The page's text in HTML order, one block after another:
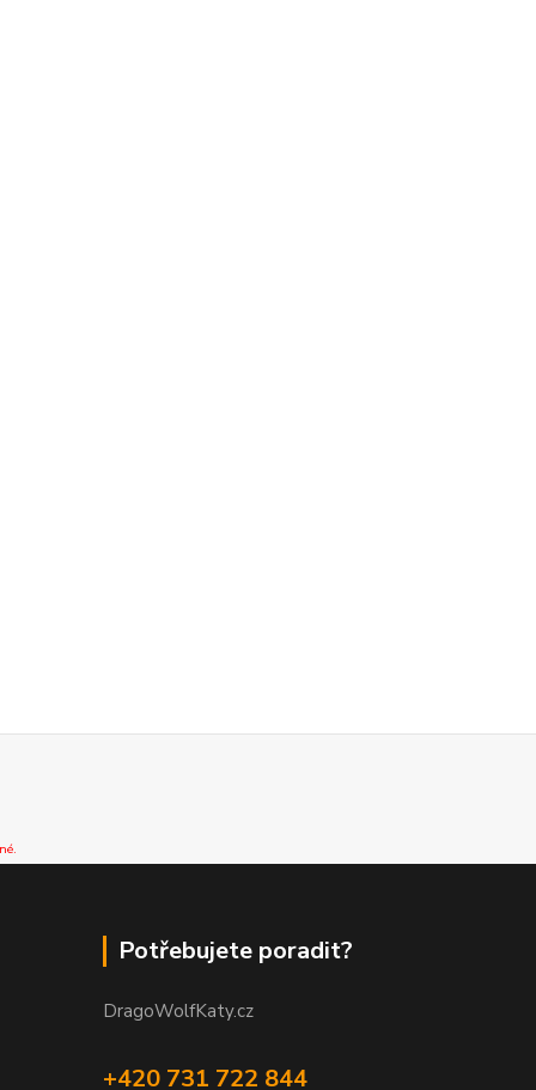
Potřebujete poradit?
DragoWolfKaty.cz
+420 731 722 844